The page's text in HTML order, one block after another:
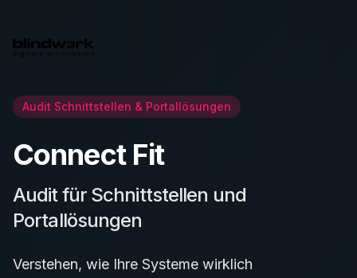
Audit Schnittstellen & Portallösungen
Connect Fit
Audit für Schnittstellen und
Portallösungen
Verstehen, wie Ihre Systeme wirklich